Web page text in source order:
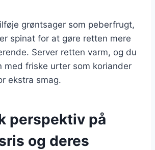
grøntsager som peberfrugt,
spinat for at gøre retten mere
Server retten varm, og du
med friske urter som koriander
ekstra smag.
perspektiv på
og deres